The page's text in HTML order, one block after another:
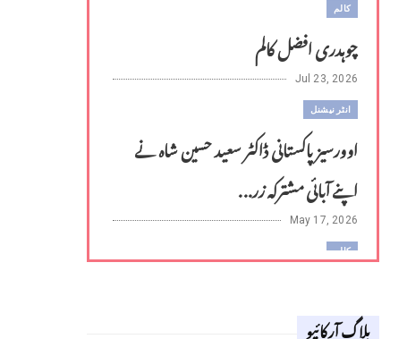
کالم
چوہدری افضل کالم
Jul 23, 2026
انٹر نیشنل
اوورسیز پاکستانی ڈاکٹر سعید حسین شاہ نے
اپنے آبائی مشترکہ زر...
May 17, 2026
کالم
Apr 18, 2026
بلاگ آرکائیو